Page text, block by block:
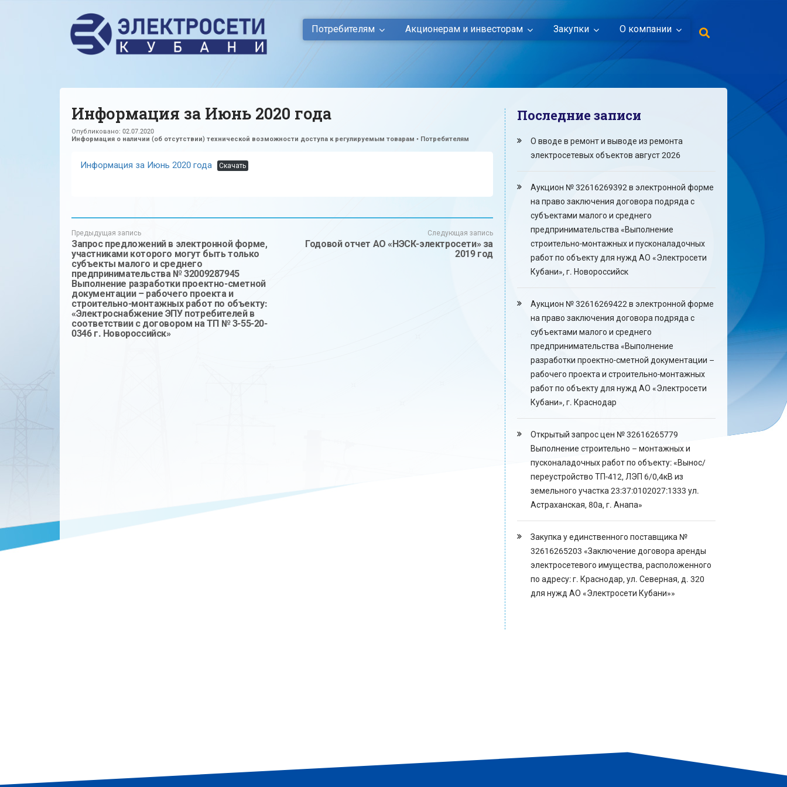
Потребителям Акционерам и инвесторам Закупки О компании
Информация за Июнь 2020 года
Опубликовано: 02.07.2020
Информация о наличии (об отсутствии) технической возможности доступа к регулируемым товарам • Потребителям
Информация за Июнь 2020 года Скачать
Предыдущая запись
Запрос предложений в электронной форме,
участниками которого могут быть только
субъекты малого и среднего
предпринимательства № 32009287945
Выполнение разработки проектно-сметной
документации – рабочего проекта и
строительно-монтажных работ по объекту:
«Электроснабжение ЭПУ потребителей в
соответствии с договором на ТП № 3-55-20-
0346 г. Новороссийск»
Следующая запись
Годовой отчет АО «НЭСК-электросети» за
2019 год
Последние записи
О вводе в ремонт и выводе из ремонта
электросетевых объектов август 2026
Аукцион № 32616269392 в электронной форме
на право заключения договора подряда с
субъектами малого и среднего
предпринимательства «Выполнение
строительно-монтажных и пусконаладочных
работ по объекту для нужд АО «Электросети
Кубани», г. Новороссийск
Аукцион № 32616269422 в электронной форме
на право заключения договора подряда с
субъектами малого и среднего
предпринимательства «Выполнение
разработки проектно-сметной документации –
рабочего проекта и строительно-монтажных
работ по объекту для нужд АО «Электросети
Кубани», г. Краснодар
Открытый запрос цен № 32616265779
Выполнение строительно – монтажных и
пусконаладочных работ по объекту: «Вынос/
переустройство ТП-412, ЛЭП 6/0,4кВ из
земельного участка 23:37:0102027:1333 ул.
Астраханская, 80а, г. Анапа»
Закупка у единственного поставщика №
32616265203 «Заключение договора аренды
электросетевого имущества, расположенного
по адресу: г. Краснодар, ул. Северная, д. 320
для нужд АО «Электросети Кубани»»